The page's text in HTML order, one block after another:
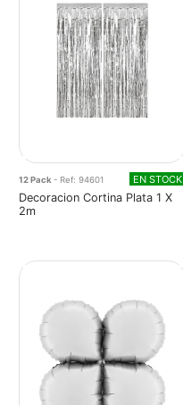
12 Pack - Ref: 94601 EN STOCK
Decoracion Cortina Plata 1 X
2m